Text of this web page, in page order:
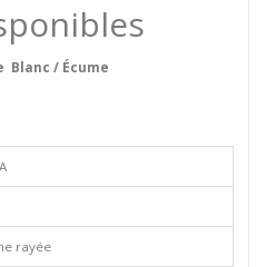
Blanc / Écume
rayée